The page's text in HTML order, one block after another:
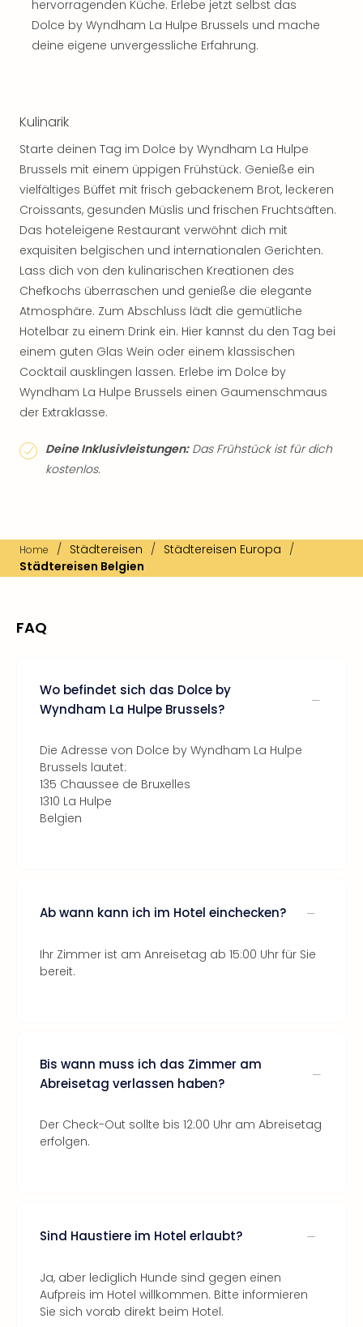
hervorragenden Küche. Erlebe jetzt selbst das
Dolce by Wyndham La Hulpe Brussels und mache
deine eigene unvergessliche Erfahrung.
Kulinarik
Starte deinen Tag im Dolce by Wyndham La Hulpe
Brussels mit einem üppigen Frühstück. Genieße ein
vielfältiges Büffet mit frisch gebackenem Brot, leckeren
Croissants, gesunden Müslis und frischen Fruchtsäften.
Das hoteleigene Restaurant verwöhnt dich mit
exquisiten belgischen und internationalen Gerichten.
Lass dich von den kulinarischen Kreationen des
Chefkochs überraschen und genieße die elegante
Atmosphäre. Zum Abschluss lädt die gemütliche
Hotelbar zu einem Drink ein. Hier kannst du den Tag bei
einem guten Glas Wein oder einem klassischen
Cocktail ausklingen lassen. Erlebe im Dolce by
Wyndham La Hulpe Brussels einen Gaumenschmaus
der Extraklasse.
Deine Inklusivleistungen:Das Frühstück ist für dich
kostenlos.
Home / Städtereisen / Städtereisen Europa /
Städtereisen Belgien
FAQ
Wo befindet sich das Dolce by
Wyndham La Hulpe Brussels?
Die Adresse von Dolce by Wyndham La Hulpe
Brussels lautet:
135 Chaussee de Bruxelles
1310 La Hulpe
Belgien
Ab wann kann ich im Hotel einchecken?
Ihr Zimmer ist am Anreisetag ab 15:00 Uhr für Sie
bereit.
Bis wann muss ich das Zimmer am
Abreisetag verlassen haben?
Der Check-Out sollte bis 12:00 Uhr am Abreisetag
erfolgen.
Sind Haustiere im Hotel erlaubt?
Ja, aber lediglich Hunde sind gegen einen
Aufpreis im Hotel willkommen. Bitte informieren
Sie sich vorab direkt beim Hotel.